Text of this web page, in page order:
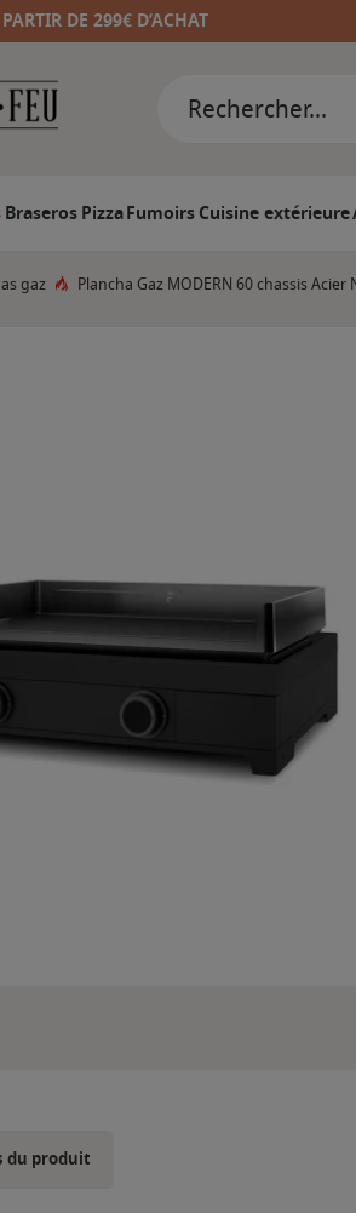
DE 299€ D’ACHAT
BraserosPizzaFumoirsCuisine extérieure
gaz Plancha Gaz MODERN 60 chassis
du produit